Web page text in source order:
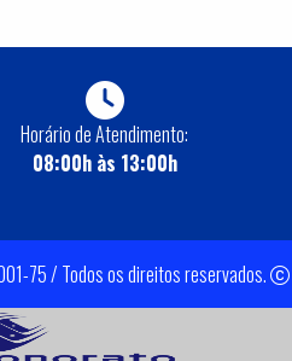
Horário de Atendimento:
08:00h às 13:00h
75 / Todos os direitos reservados.